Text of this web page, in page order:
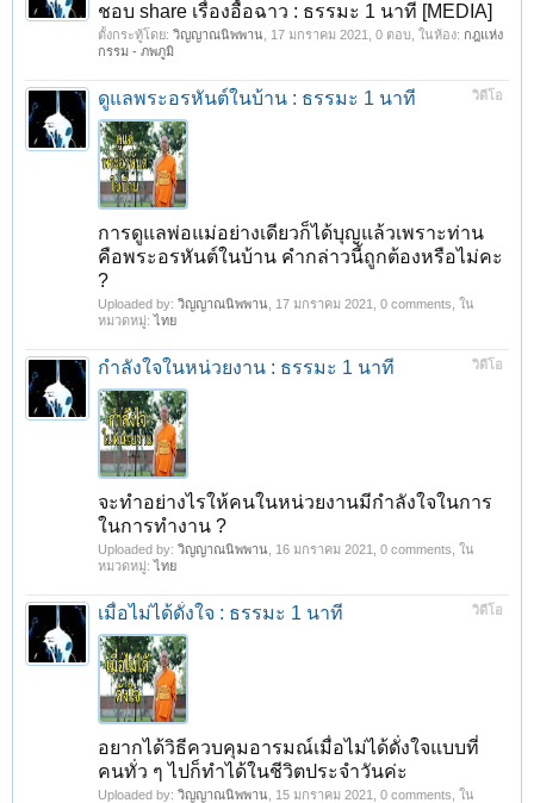
ชอบ share เรื่องอื้อฉาว : ธรรมะ 1 นาที [MEDIA]
ตั้งกระทู้โดย: วิญญาณนิพพาน 17 มกราคม 2021 , 0 ตอบ, ในห้อง: กฎแห่ง
กรรม - ภพภูมิ
วิดีโอ
ดูแลพระอรหันต์ในบ้าน : ธรรมะ 1 นาที
การดูแลพ่อแม่อย่างเดียวก็ได้บุญแล้วเพราะท่าน
คือพระอรหันต์ในบ้าน คำกล่าวนี้ถูกต้องหรือไม่คะ
?
Uploaded by: วิญญาณนิพพาน 17 มกราคม 2021
, 0 comments, ใน
หมวดหมู่:ไทย
วิดีโอ
กำลังใจในหน่วยงาน : ธรรมะ 1 นาที
จะทำอย่างไรให้คนในหน่วยงานมีกำลังใจในการ
ในการทำงาน ?
Uploaded by: วิญญาณนิพพาน 16 มกราคม 2021
, 0 comments, ใน
หมวดหมู่:ไทย
วิดีโอ
เมื่อไม่ได้ดั่งใจ : ธรรมะ 1 นาที
อยากได้วิธีควบคุมอารมณ์เมื่อไม่ได้ดั่งใจแบบที่
คนทั่ว ๆ ไปก็ทำได้ในชีวิตประจำวันค่ะ
Uploaded by: วิญญาณนิพพาน 15 มกราคม 2021
, 0 comments, ใน